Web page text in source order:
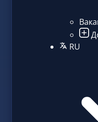
RU